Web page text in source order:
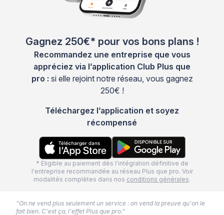
Gagnez 250€* pour vos bons plans !
Recommandez une entreprise que vous
appréciez via l’application Club Plus que
pro : si elle rejoint notre réseau, vous gagnez
250€ !
Téléchargez l’application et soyez
récompensé
* Eligible au paiement dès l'intégration définitive de
l'entreprise recommandée au réseau Plus que pro. Voir
modalités complètes dans nos conditions générales.
“On ne vend plus seulement un service : on vend la preuve qu'on le
fait bien. C'est ça, l'effet Plus que pro.”